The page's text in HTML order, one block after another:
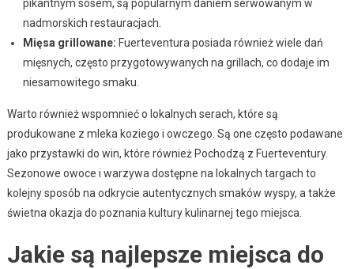
pikantnym sosem, są popularnym daniem serwowanym w
nadmorskich restauracjach.
Mięsa grillowane: Fuerteventura posiada również wiele dań
mięsnych, często przygotowywanych na grillach, co dodaje im
niesamowitego smaku.
Warto również wspomnieć o lokalnych serach, które są
produkowane z mleka koziego i owczego. Są one często podawane
jako przystawki do win, które również Pochodzą z Fuerteventury.
Sezonowe owoce i warzywa dostępne na lokalnych targach to
kolejny sposób na odkrycie autentycznych smaków wyspy, a także
świetna okazja do poznania kultury kulinarnej tego miejsca.
Jakie są najlepsze miejsca do